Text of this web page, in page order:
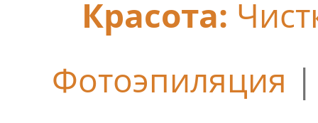
Красота:
Фотоэпиляция